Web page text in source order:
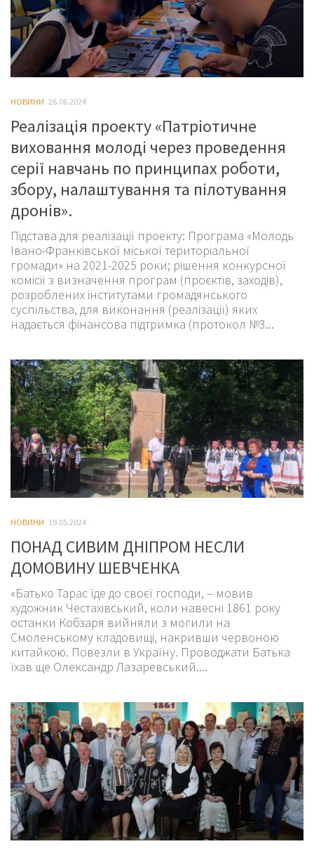
НОВИНИ 26.06.2024
Реалізація проекту «Патріотичне
виховання молоді через проведення
серії навчань по принципах роботи,
збору, налаштування та пілотування
дронів».
Підстава для реалізації проекту: Програма «Молодь
Івано-Франківської міської територіальної
громади» на 2021-2025 роки; рішення конкурсної
комісії з визначення програм (проєктів, заходів),
розроблених інститутами громадянського
суспільства, для виконання (реалізації) яких
надається фінансова підтримка (протокол №3...
НОВИНИ 19.05.2024
ПОНАД СИВИМ ДНІПРОМ НЕСЛИ
ДОМОВИНУ ШЕВЧЕНКА
«Батько Тарас їде до своєї господи, – мовив
художник Честахівський, коли навесні 1861 року
останки Кобзаря вийняли з могили на
Смоленському кладовищі, накривши червоною
китайкою. Повезли в Україну. Проводжати Батька
їхав ще Олександр Лазаревський....